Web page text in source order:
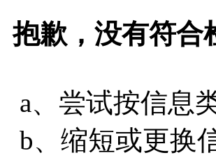
抱歉，没有符合
a、尝试按信息
b、缩短或更换